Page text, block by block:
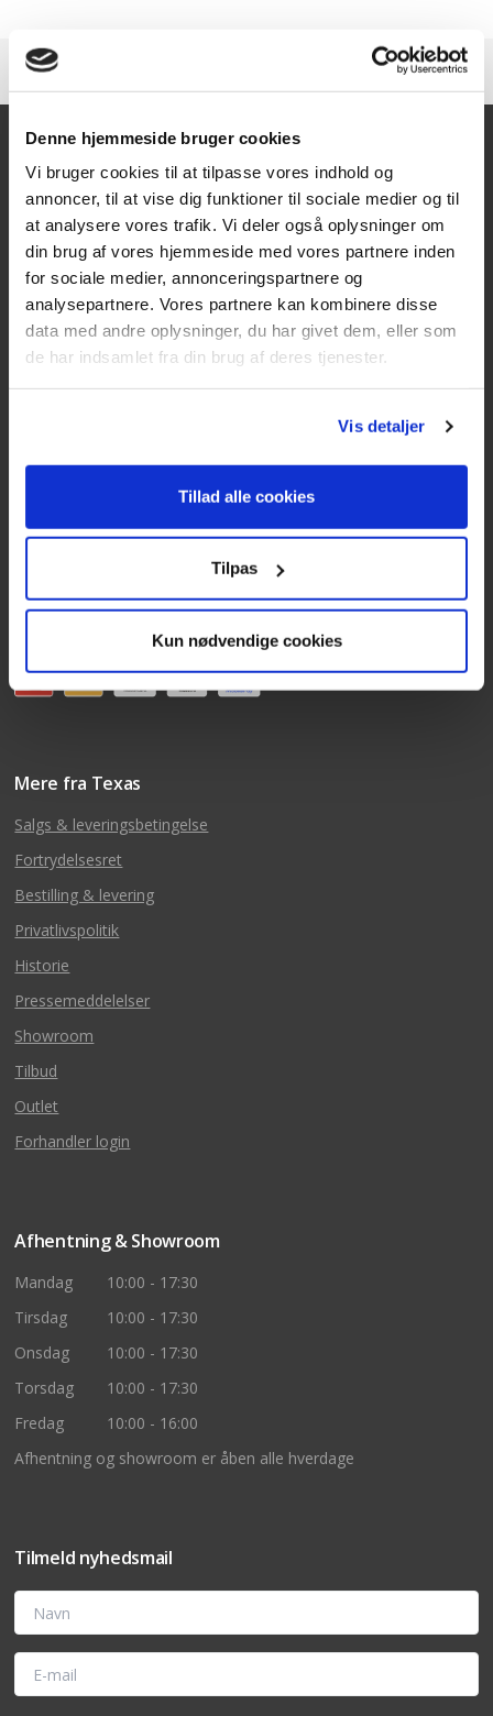
Denne hjemmeside bruger cookies
Vi bruger cookies til at tilpasse vores indhold og
annoncer, til at vise dig funktioner til sociale medier og til
at analysere vores trafik. Vi deler også oplysninger om
din brug af vores hjemmeside med vores partnere inden
for sociale medier, annonceringspartnere og
analysepartnere. Vores partnere kan kombinere disse
data med andre oplysninger, du har givet dem, eller som
de har indsamlet fra din brug af deres tjenester.
Vis detaljer
Tillad alle cookies
Tilpas
Kun nødvendige cookies
Kontakt
Texas A/S
Knullen 22
5260 Odense S
CVR: DK66212319
Mandag - torsdag 09:00 - 15:00
Telefonerne er åben alle hverdage
Mails besvares alle hverdage
Mere fra Texas
Salgs & leveringsbetingelse
Fortrydelsesret
Bestilling & levering
Privatlivspolitik
Historie
Pressemeddelelser
Showroom
Tilbud
Outlet
Forhandler login
Afhentning & Showroom
Mandag
10:00 - 17:30
Tirsdag
10:00 - 17:30
Onsdag
10:00 - 17:30
Torsdag
10:00 - 17:30
Fredag
10:00 - 16:00
Afhentning og showroom er åben alle hverdage
Tilmeld nyhedsmail
Navn
E-mail